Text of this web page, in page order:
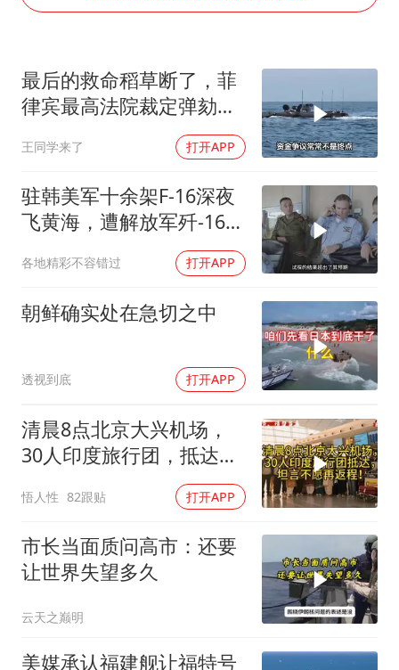
56岁刘奕君跟13岁女儿合跳
从科技创新看开局起步的时与势
最后的救命稻草断了，菲
律宾最高法院裁定弹劾合
王同学来了 打开APP
驻韩美军十余架F-16深夜
飞黄海，遭解放军歼-16驱
各地精彩不容错过 打开APP
朝鲜确实处在急切之中
透视到底 打开APP
清晨8点北京大兴机场，
30人印度旅行团，抵达，
悟人性 82跟贴 打开APP
市长当面质问高市：还要
让世界失望多久
云天之巅明
美媒承认福建舰让福特号